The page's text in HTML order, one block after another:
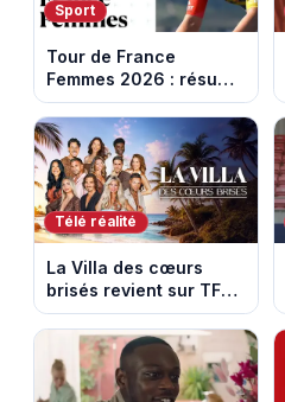
Sport
Tour de France
Femmes 2026 : résumé
vidéo de la 5e étape
entre Mâcon et
Belleville-en-
Beaujolais
Télé réalité
La Villa des cœurs
brisés revient sur TFX :
voici les candidats de
la saison 11 au Mexique